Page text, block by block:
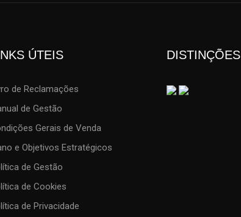
ÚTEIS
de Reclamações
de Gestão
Gerais de Venda
e Objetivos Estratégicos
de Gestão
de Cookies
de Privacidade
DISTINÇÕES